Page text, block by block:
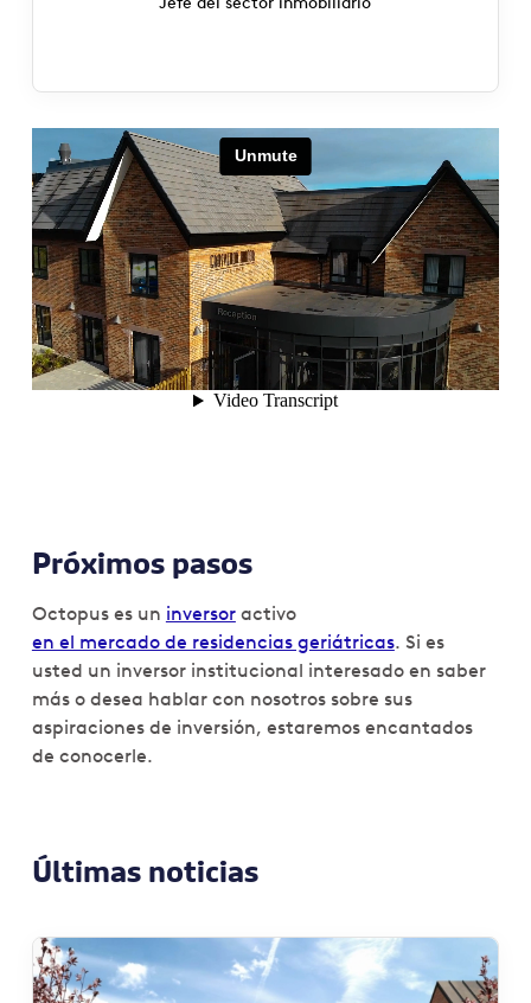
Próximos pasos
Octopus es un inversoractivo
en el mercado de residencias geriátricas. Si es
usted un inversor institucional interesado en saber
más o desea hablar con nosotros sobre sus
aspiraciones de inversión, estaremos encantados
de conocerle.
Últimas noticias